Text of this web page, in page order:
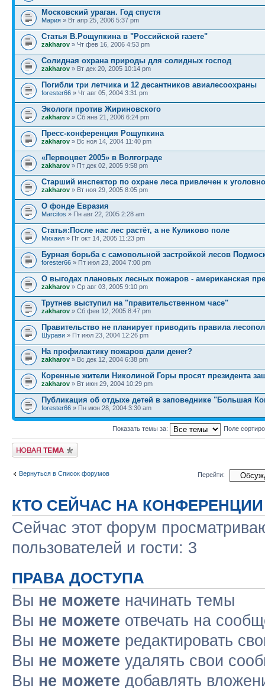
Московский ураган. Год спустя
Мария » Вт апр 25, 2006 5:37 pm
Статья В.Рощупкина в "Российской газете"
zakharov » Чт фев 16, 2006 4:53 pm
Солидная охрана природы для солидных господ
zakharov » Вт дек 20, 2005 10:14 pm
Погибли три летчика и 12 десантников авиалесоохраны
forester66 » Чт авг 05, 2004 3:31 pm
Экологи против Жириновского
zakharov » Сб янв 21, 2006 6:24 pm
Пресс-конференция Рощупкина
zakharov » Вс ноя 14, 2004 11:40 pm
«Первоцвет 2005» в Волгограде
zakharov » Пт дек 02, 2005 9:58 pm
Старший инспектор по охране леса привлечен к
zakharov » Вт ноя 29, 2005 8:05 pm
О фонде Евразия
Marcitos » Пн авг 22, 2005 2:28 am
Статья:После нас лес растёт, а не Куликово поле
Михаил » Пт окт 14, 2005 11:23 pm
Бурная борьба с самовольной застройкой лесов
forester66 » Пт июл 23, 2004 7:00 pm
О выгодах плановых лесных пожаров - американская
zakharov » Ср авг 03, 2005 9:10 pm
Трутнев выступил на "правительственном часе"
zakharov » Сб фев 12, 2005 8:47 pm
Правительство не планирует приводить правила
Шурави » Пт июл 23, 2004 12:26 pm
На профилактику пожаров дали денег?
zakharov » Вс дек 12, 2004 6:38 pm
Коренные жители Николиной Горы просят президента
zakharov » Вт июн 29, 2004 10:29 pm
Публикация об отдыхе детей в заповеднике "Большая
forester66 » Пн июн 28, 2004 3:30 am
Показать темы за: Поле
Новая тема
Вернуться в Список форумов Перейти:
КТО СЕЙЧАС НА КОНФЕРЕНЦИИ
Сейчас этот форум
пользователей и гости: 3
ПРАВА ДОСТУПА
Вы не можете начинать темы
Вы не можете отвечать на
Вы не можете редактировать
Вы не можете удалять свои
Вы не можете добавлять